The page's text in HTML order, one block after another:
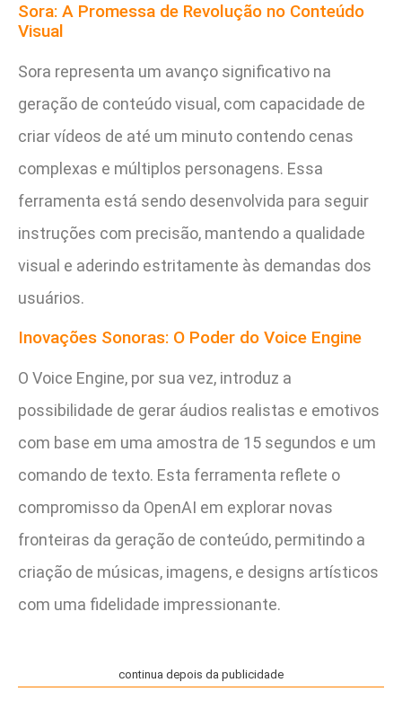
Sora: A Promessa de Revolução no Conteúdo
Visual
Sora representa um avanço significativo na
geração de conteúdo visual, com capacidade de
criar vídeos de até um minuto contendo cenas
complexas e múltiplos personagens. Essa
ferramenta está sendo desenvolvida para seguir
instruções com precisão, mantendo a qualidade
visual e aderindo estritamente às demandas dos
usuários.
Inovações Sonoras: O Poder do Voice Engine
O Voice Engine, por sua vez, introduz a
possibilidade de gerar áudios realistas e emotivos
com base em uma amostra de 15 segundos e um
comando de texto. Esta ferramenta reflete o
compromisso da OpenAI em explorar novas
fronteiras da geração de conteúdo, permitindo a
criação de músicas, imagens, e designs artísticos
com uma fidelidade impressionante.
continua depois da publicidade